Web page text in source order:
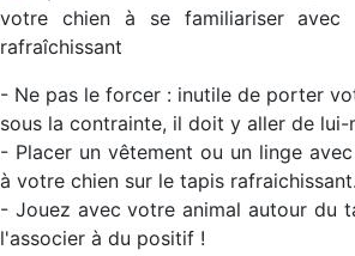
votre chien à se familiariser avec
rafraîchissant
- Ne pas le forcer : inutile de porter
sous la contrainte, il doit y aller de lui-
- Placer un vêtement ou un linge
à votre chien sur le tapis rafraichissant.
- Jouez avec votre animal autour du
l'associer à du positif !